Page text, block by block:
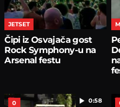
JETSET
Čipi iz Osvajača gost
Rock Symphony-u na
Arsenal festu
0:58
0